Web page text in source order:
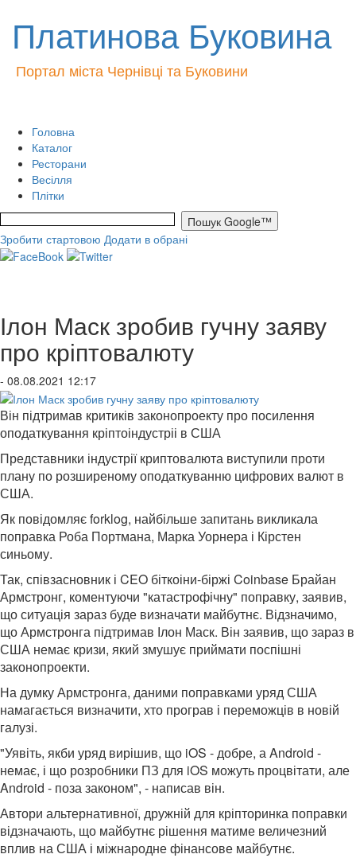
Платинова Буковина
Портал міста Чернівці та Буковини
Головна
Каталог
Ресторани
Весілля
Плітки
Зробити стартовою Додати в обрані
Ілон Маск зробив гучну заяву
про кріптовалюту
- 08.08.2021 12:17
Він підтримав критиків законопроекту про посилення
оподаткування кріптоіндустріі в США
Представники індустрії криптовалюта виступили проти
плану по розширеному оподаткуванню цифрових валют в
США.
Як повідомляє forklog, найбільше запитань викликала
поправка Роба Портмана, Марка Уорнера і Кірстен
синьому.
Так, співзасновник і CEO біткоіни-біржі Coinbase Брайан
Армстронг, коментуючи "катастрофічну" поправку, заявив,
що ситуація зараз буде визначати майбутнє. Відзначимо,
що Армстронга підтримав Ілон Маск. Він заявив, що зараз в
США немає кризи, який змушує приймати поспішні
законопроекти.
На думку Армстронга, даними поправками уряд США
намагається визначити, хто програв і переможців в новій
галузі.
"Уявіть, якби уряд вирішив, що iOS - добре, а Android -
немає, і що розробники ПЗ для iOS можуть процвітати, але
Android - поза законом", - написав він.
Автори альтернативної, дружній для кріпторинка поправки
відзначають, що майбутнє рішення матиме величезний
вплив на США і міжнародне фінансове майбутнє.